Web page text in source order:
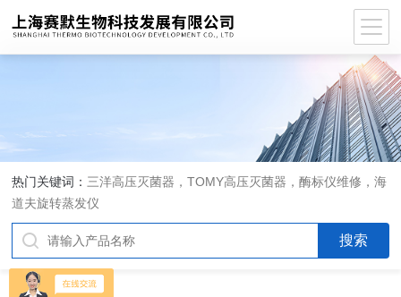
热门关键词： 三洋高压灭菌器，TOMY高压灭菌器，酶标仪维修，海
道夫旋转蒸发仪